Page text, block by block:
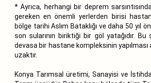
* Ayrıca, herhangi bir deprem
gereken en önemli yerlerden birisi
bölge tarihi Aslım Bataklığı ve daha 50 yıl
son sularının biriktiği bir göl yatağıdır.
devasa bir hastane kompleksinin yapılması
uzaktır.
Konya Tarımsal üretimi, Sanayisi ve